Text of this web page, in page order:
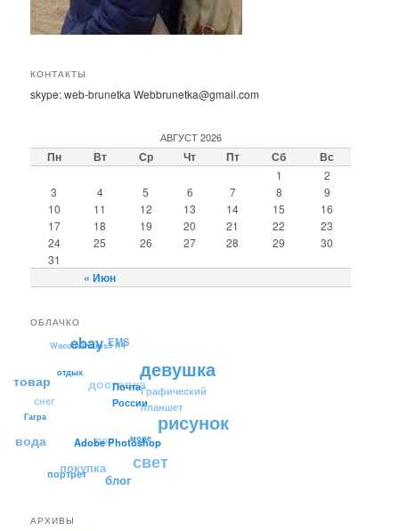
КОНТАКТЫ
skype: web-brunetka Webbrunetka@gmail.com
АВГУСТ 2026
Пн Вт Ср Чт Пт Сб Вс
« Июн
1
2
3
4 5 6 7 8
9
10
11 12 13 14 15
16
17
18 19 20 21 22
23
24
25 26 27 28 29
30
31
ОБЛАЧКО
ebay
отдых
Почта
России
девушка
EMS
Wacom Intuos3 А4
товар
Гагра
Adobe Photoshop
море
рисунок
Графический
планшет
доставка
снег
вода
портрет
блог
свет
лес
покупка
АРХИВЫ